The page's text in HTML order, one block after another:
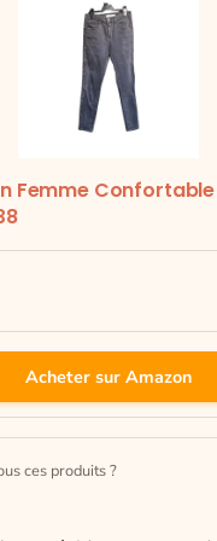
Femme
Acheter sur Amazon
ces produits ?